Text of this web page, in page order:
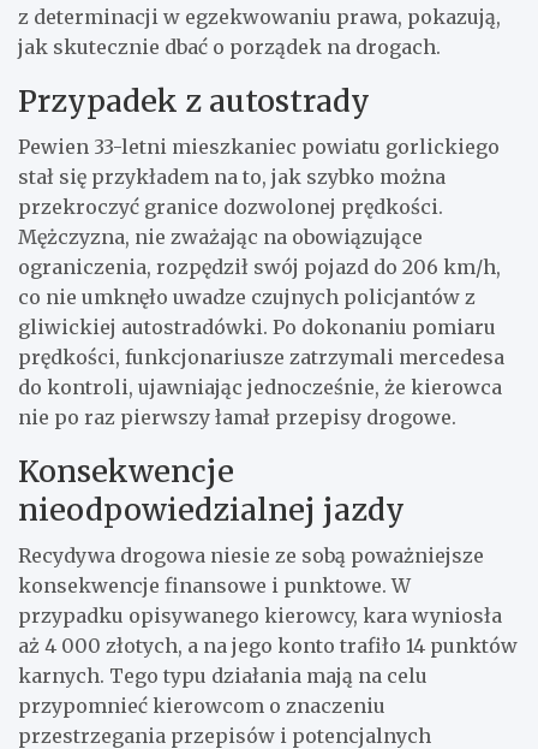
z determinacji w egzekwowaniu prawa, pokazują,
jak skutecznie dbać o porządek na drogach.
Przypadek z autostrady
Pewien 33-letni mieszkaniec powiatu gorlickiego
stał się przykładem na to, jak szybko można
przekroczyć granice dozwolonej prędkości.
Mężczyzna, nie zważając na obowiązujące
ograniczenia, rozpędził swój pojazd do 206 km/h,
co nie umknęło uwadze czujnych policjantów z
gliwickiej autostradówki. Po dokonaniu pomiaru
prędkości, funkcjonariusze zatrzymali mercedesa
do kontroli, ujawniając jednocześnie, że kierowca
nie po raz pierwszy łamał przepisy drogowe.
Konsekwencje
nieodpowiedzialnej jazdy
Recydywa drogowa niesie ze sobą poważniejsze
konsekwencje finansowe i punktowe. W
przypadku opisywanego kierowcy, kara wyniosła
aż 4 000 złotych, a na jego konto trafiło 14 punktów
karnych. Tego typu działania mają na celu
przypomnieć kierowcom o znaczeniu
przestrzegania przepisów i potencjalnych